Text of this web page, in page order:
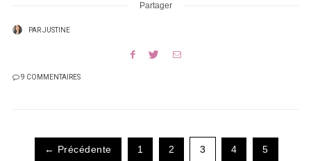
Partager
PARJUSTINE
9 COMMENTAIRES
← Précédente 1 2 3 4 5